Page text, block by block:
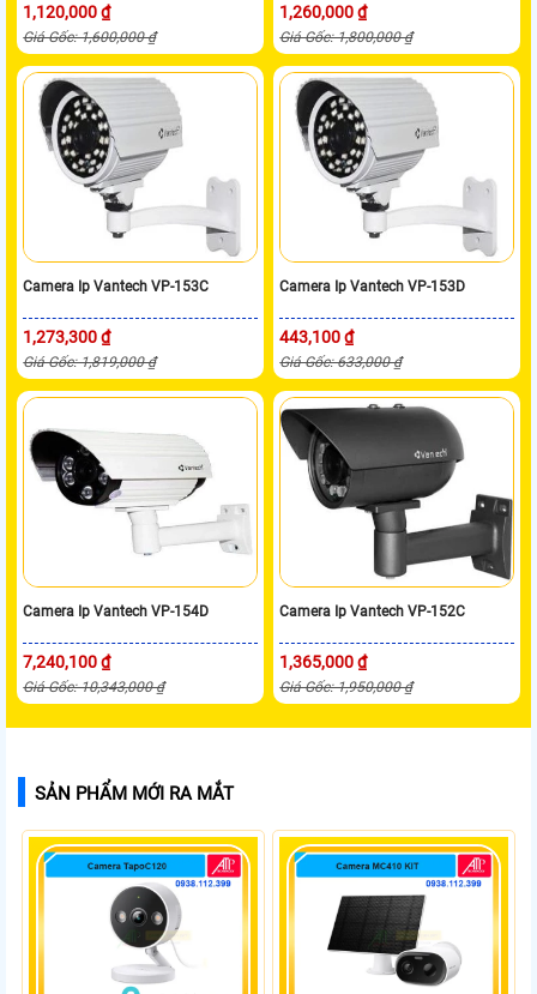
1,120,000 ₫
Giá Gốc: 1,600,000 ₫
1,260,000 ₫
Giá Gốc: 1,800,000 ₫
Camera Ip Vantech VP-153C
1,273,300 ₫
Giá Gốc: 1,819,000 ₫
Camera Ip Vantech VP-153D
443,100 ₫
Giá Gốc: 633,000 ₫
Camera Ip Vantech VP-154D
7,240,100 ₫
Giá Gốc: 10,343,000 ₫
Camera Ip Vantech VP-152C
1,365,000 ₫
Giá Gốc: 1,950,000 ₫
SẢN PHẨM MỚI RA MẮT